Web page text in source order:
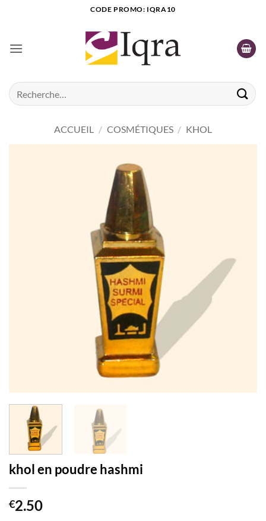
CODE PROMO: IQRA10
Recherche
pour :
ACCUEIL / COSMÉTIQUES / KHOL
khol en poudre hashmi
€2.50